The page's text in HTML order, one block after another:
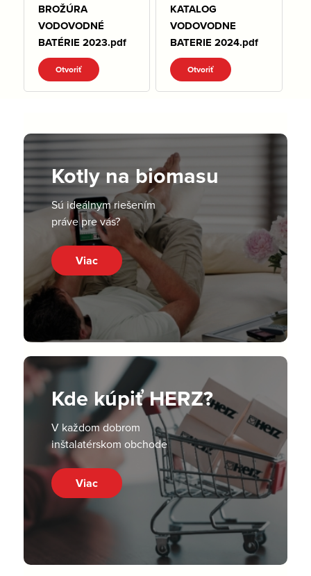
BROŽÚRA
VODOVODNÉ
BATÉRIE 2023.pdf
Otvoriť
KATALOG
VODOVODNE
BATERIE 2024.pdf
Otvoriť
Kotly na biomasu
Sú ideálnym riešením
práve pre vás?
Viac
Kde kúpiť HERZ?
V každom dobrom
inštalatérskom obchode
Viac